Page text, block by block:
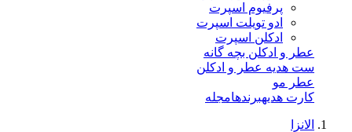
پرفیوم اسپرت
ادو تویلت اسپرت
ادکلن اسپرت
عطر و ادکلن بچه گانه
ست هدیه عطر و ادکلن
عطر مو
کارت هدیهبرندهامجله
الانزا